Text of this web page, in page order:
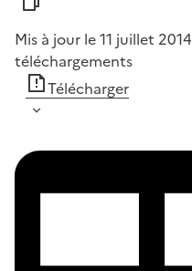
Mis à jour le 11 juillet 2014
téléchargements
Télécharger